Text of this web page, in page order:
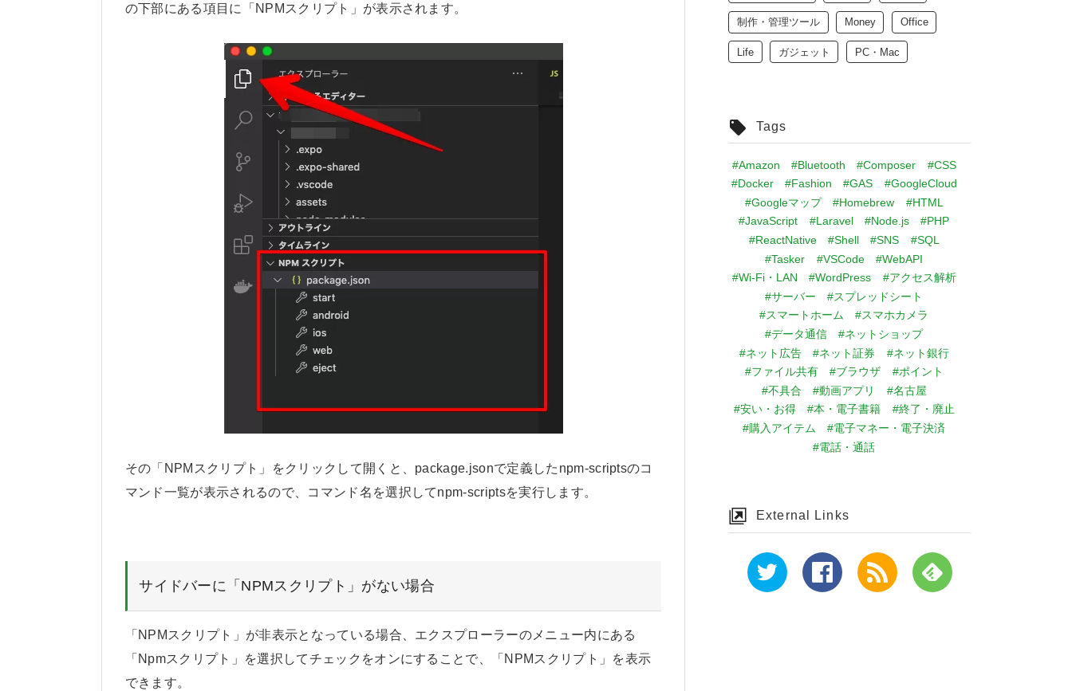
の下部にある項目に「NPMスクリプト」が表示されます。
その「NPMスクリプト」をクリックして開くと、package.jsonで定義したnpm-scriptsのコ
マンド一覧が表示されるので、コマンド名を選択してnpm-scriptsを実行します。
サイドバーに「NPMスクリプト」がない場合
「NPMスクリプト」が非表示となっている場合、エクスプローラーのメニュー内にある
「Npmスクリプト」を選択してチェックをオンにすることで、「NPMスクリプト」を表示
できます。
制作・管理ツール Money Office
Life ガジェット PC・Mac
Tags
#Amazon #Bluetooth #Composer
#CSS
#Docker
#Fashion #GAS
#GoogleCloud
#Googleマップ
#Homebrew
#HTML
#JavaScript
#Laravel #Node.js
#PHP
#ReactNative
#Shell #SNS
#SQL
#Tasker
#VSCode
#WebAPI
#Wi-Fi・LAN
#WordPress
#アクセス解析
#サーバー
#スプレッドシート
#スマートホーム
#スマホカメラ
#データ通信
#ネットショップ
#ネット広告
#ネット証券
#ネット銀行
#ファイル共有
#ブラウザ
#ポイント
#不具合
#動画アプリ
#名古屋
#安い・お得
#本・電子書籍
#終了・廃止
#購入アイテム
#電子マネー・電子決済
#電話・通話
External Links